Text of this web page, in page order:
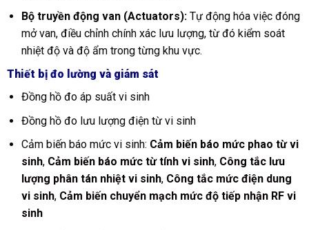
Bộ truyền động van (Actuators):Tự động hóa việc đóng
mở van, điều chỉnh chính xác lưu lượng, từ đó kiểm soát
nhiệt độ và độ ẩm trong từng khu vực.
Thiết bị đo lường và giám sát
Đồng hồ đo áp suất vi sinh
Đồng hồ đo lưu lượng điện từ vi sinh
Cảm biến báo mức vi sinh: Cảm biến báo mức phao từ vi
sinh, Cảm biến báo mức từ tính vi sinh, Công tắc lưu
lượng phân tán nhiệt vi sinh, Công tắc mức điện dung
vi sinh, Cảm biến chuyển mạch mức độ tiếp nhận RF vi
sinh